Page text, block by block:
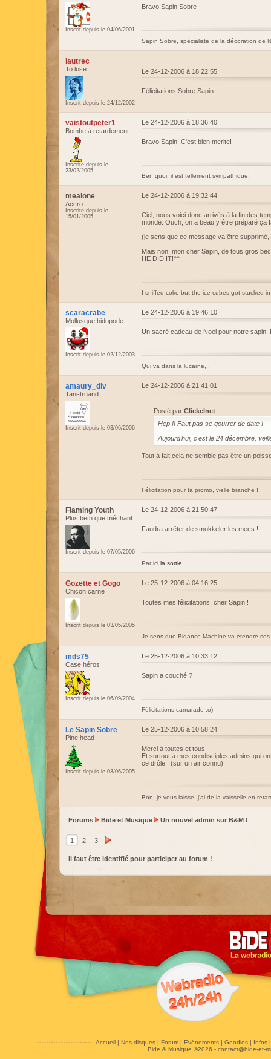
Inscrit depuis le 04/06/2001
Bravo Sapin Sobre
Sapin Sobre, spécialiste de la décoration de
lautrec
To lose
Inscrit depuis le 24/12/2002
Le 24-12-2006 à 18:22:55
Félicitations Sobre Sapin
vaistoutpeter1
Bombe à retardement
Inscrite depuis le
23/02/2005
Le 24-12-2006 à 18:36:40
Bravo Sapin! C'est bien merite!
Ben quoi, il est tellement sympathique!
mealone
Accro
Inscrite depuis le
15/01/2005
Le 24-12-2006 à 19:32:44
Ciel, nous voici donc arrivés à la fin des
monde. Ouch, on a beau y être préparé ça
(je sens que ce message va être supprimé,
Mais non, mon cher Sapin, de tous gros
HE DID IT!^^
I sniffed coke but the ice cubes got stucked
scaracrabe
Mollusque bidopode
Inscrit depuis le 02/12/2003
Le 24-12-2006 à 19:46:10
Un sacré cadeau de Noel pour notre sapin.
Qui va dans la lucarne,,,
amaury_dlv
Tani-truand
Inscrit depuis le 03/06/2006
Le 24-12-2006 à 21:41:01
Posté par Clickelnet :
Hep !! Faut pas se gourrer de date !
Aujourd'hui, c'est le 24 décembre,
Tout à fait cela ne semble pas être un
Félicitation pour ta promo, vielle branche !
Flaming Youth
Plus beth que méchant
Inscrit depuis le 07/05/2006
Le 24-12-2006 à 21:50:47
Faudra arrêter de smokkeler les mecs !
Par ici la sortie
Gozette et Gogo
Chicon carne
Inscrit depuis le 03/05/2005
Le 25-12-2006 à 04:16:25
Toutes mes félicitations, cher Sapin !
Je sens que Bidance Machine va étendre
mds75
Case héros
Inscrit depuis le 06/09/2004
Le 25-12-2006 à 10:33:12
Sapin a couché ?
Félicitations camarade :o)
Le Sapin Sobre
Pine head
Inscrit depuis le 03/06/2005
Le 25-12-2006 à 10:58:24
Merci à toutes et tous.
Et surtout à mes condisciples admins qui
ce drôle ! (sur un air connu)
Bon, je vous laisse, j'ai de la vaisselle en
Forums Bide et Musique Un nouvel admin sur B&M !
1 2 3
Il faut être identifié pour participer au forum !
Accueil| Nos disques| Forum| Evénements| Goodies| Infos
Bide & Musique ©2026 - contact@bide-et-